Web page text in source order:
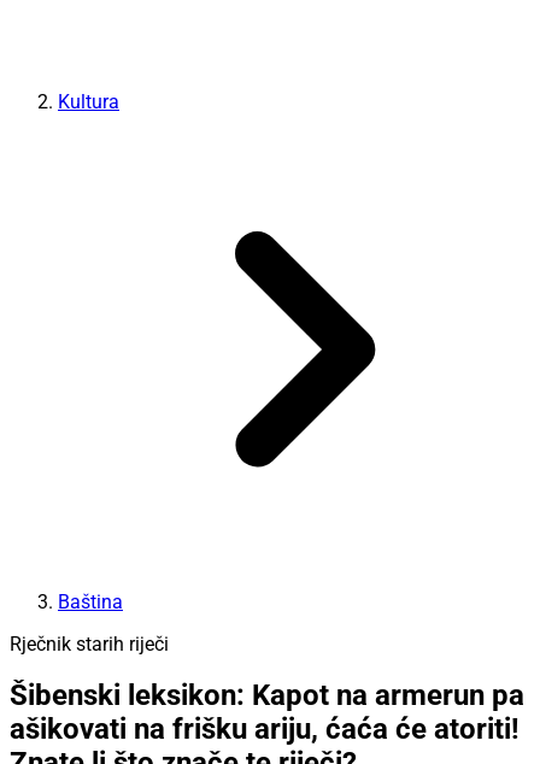
Kultura
Baština
Rječnik starih riječi
Šibenski leksikon: Kapot na armerun pa
ašikovati na frišku ariju, ćaća će atoriti!